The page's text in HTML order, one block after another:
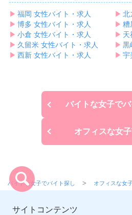
▶︎ 福岡 女性バイト・求人 ▶︎ 北
▶︎ 博多 女性バイト・求人 ▶︎ 糟
▶︎ 小倉 女性バイト・求人 ▶︎ 天
▶︎ 久留米 女性バイト・求人 ▶︎ 黒
▶︎ 西新 女性バイト・求人 ▶︎ 宇
バイトな女子で
オフィスな女
バイトな女子でバイト探し オフィスな女
サイトコンテンツ